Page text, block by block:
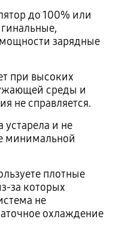
до 100% или
зарядные
при высоких
среды и
не справляется.
устарела и не
минимальной
плотные
за которых
не
охлаждение